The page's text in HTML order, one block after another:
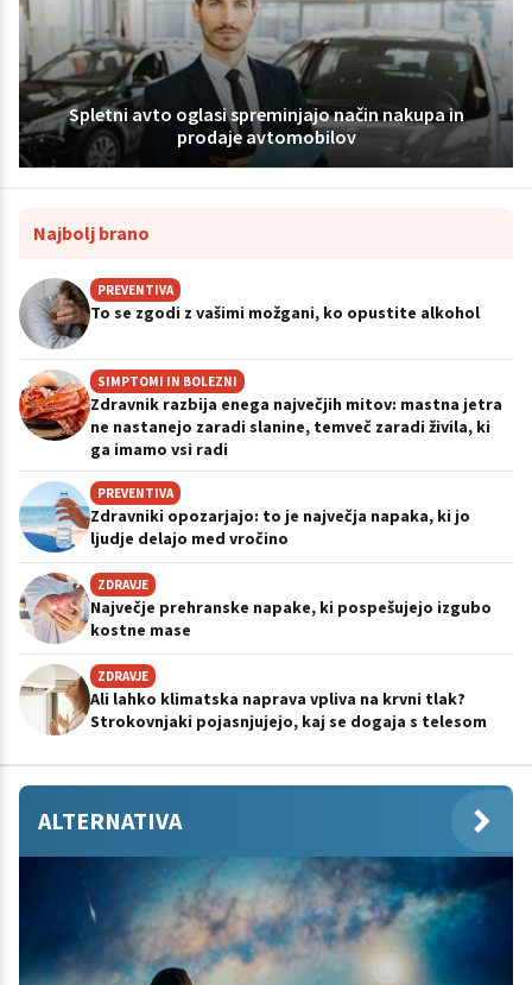
Spletni avto oglasi spreminjajo način nakupa in
prodaje avtomobilov
Najbolj brano
PREVENTIVA
To se zgodi z vašimi možgani, ko opustite alkohol
SIMPTOMI IN BOLEZNI
Zdravnik razbija enega največjih mitov: mastna jetra
ne nastanejo zaradi slanine, temveč zaradi živila, ki
ga imamo vsi radi
PREVENTIVA
Zdravniki opozarjajo: to je največja napaka, ki jo
ljudje delajo med vročino
ZDRAVJE
Največje prehranske napake, ki pospešujejo izgubo
kostne mase
ZDRAVJE
Ali lahko klimatska naprava vpliva na krvni tlak?
Strokovnjaki pojasnjujejo, kaj se dogaja s telesom
ALTERNATIVA